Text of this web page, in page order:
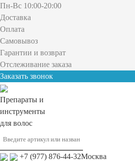
Пн-Вс 10:00-20:00
Доставка
Оплата
Самовывоз
Гарантии и возврат
Отслеживание заказа
Заказать звонок
Препараты и
инструменты
для волос
+7 (977) 876-44-32Москва